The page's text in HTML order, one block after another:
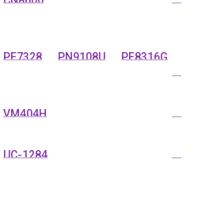
PE7328 PN9108U
PE8316G
...
VM404H ...
UC-1284 ...